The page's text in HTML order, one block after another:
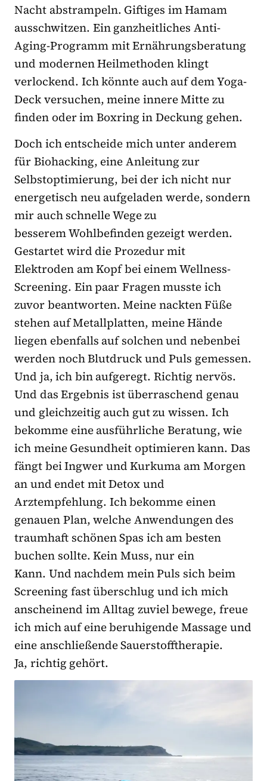
Nacht abstrampeln. Giftiges im Hamam
ausschwitzen. Ein ganzheitliches Anti-
Aging-Programm mit Ernährungsberatung
und modernen Heilmethoden klingt
verlockend. Ich könnte auch auf dem Yoga-
Deck versuchen, meine innere Mitte zu
finden oder im Boxring in Deckung gehen.
Doch ich entscheide mich unter anderem
für Biohacking, eine Anleitung zur
Selbstoptimierung, bei der ich nicht nur
energetisch neu aufgeladen werde, sondern
mir auch schnelle Wege zu
besserem Wohlbefinden gezeigt werden.
Gestartet wird die Prozedur mit
Elektroden am Kopf bei einem Wellness-
Screening. Ein paar Fragen musste ich
zuvor beantworten. Meine nackten Füße
stehen auf Metallplatten, meine Hände
liegen ebenfalls auf solchen und nebenbei
werden noch Blutdruck und Puls gemessen.
Und ja, ich bin aufgeregt. Richtig nervös.
Und das Ergebnis ist überraschend genau
und gleichzeitig auch gut zu wissen. Ich
bekomme eine ausführliche Beratung, wie
ich meine Gesundheit optimieren kann. Das
fängt bei Ingwer und Kurkuma am Morgen
an und endet mit Detox und
Arztempfehlung. Ich bekomme einen
genauen Plan, welche Anwendungen des
traumhaft schönen Spas ich am besten
buchen sollte. Kein Muss, nur ein
Kann. Und nachdem mein Puls sich beim
Screening fast überschlug und ich mich
anscheinend im Alltag zuviel bewege, freue
ich mich auf eine beruhigende Massage und
eine anschließende Sauerstofftherapie.
Ja, richtig gehört.